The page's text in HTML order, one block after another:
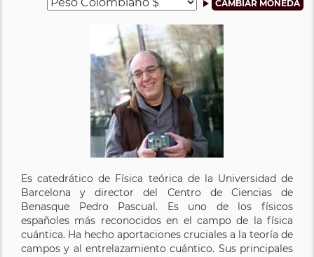
Es catedrático de Física teórica de la Universidad de
Barcelona y director del Centro de Ciencias de
Benasque Pedro Pascual. Es uno de los físicos
españoles más reconocidos en el campo de la física
cuántica. Ha hecho aportaciones cruciales a la teoría de
campos y al entrelazamiento cuántico. Sus principales